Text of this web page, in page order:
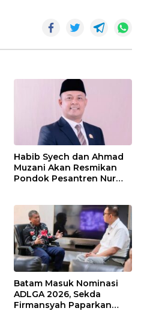
Habib Syech dan Ahmad
Muzani Akan Resmikan
Pondok Pesantren Nur
Batam Masuk Nominasi
ADLGA 2026, Sekda
Firmansyah Paparkan